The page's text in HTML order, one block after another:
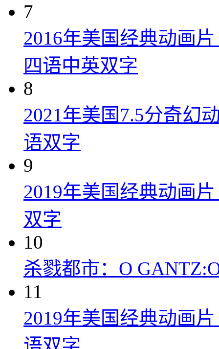
7
2016年美国经典动画
四语中英双字
8
2021年美国7.5分奇幻
语双字
9
2019年美国经典动画
双字
10
杀戮都市：O
11
2019年美国经典动画